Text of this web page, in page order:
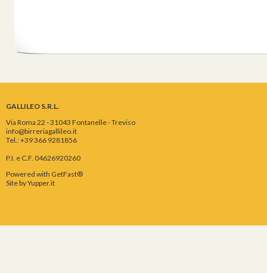
GALLILEO S.R.L.
Via Roma 22 - 31043 Fontanelle - Treviso
info@birreriagallileo.it
Tel.: +39 366 9281856
P.I. e C.F. 04626920260
Powered with GetFast®
Site byYupper.it